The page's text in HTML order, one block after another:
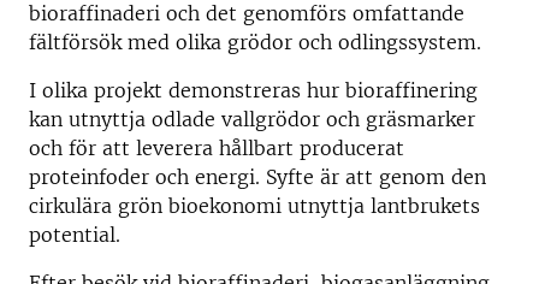
bioraffinaderi och det genomförs omfattande
fältförsök med olika grödor och odlingssystem.
I olika projekt demonstreras hur bioraffinering
kan utnyttja odlade vallgrödor och gräsmarker
och för att leverera hållbart producerat
proteinfoder och energi. Syfte är att genom den
cirkulära grön bioekonomi utnyttja lantbrukets
potential.